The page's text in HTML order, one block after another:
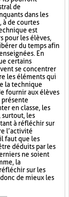
de
dans les
à de courtes
est
pour les élèves,
du temps afin
En
certains
se concentrer
les éléments qui
la technique
fournir aux élèves
présente
en classe, les
les
à réfléchir sur
l’activité
faut que les
déduits par les
ne soient
la
sur les
de mieux les